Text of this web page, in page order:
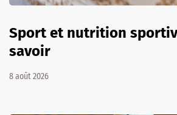
Sport et nutrition
savoir
8 août 2026